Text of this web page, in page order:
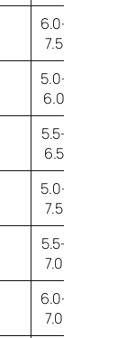
6.0-
7.5
5.0-
6.0
5.5-
6.5
5.0-
7.5
5.5-
7.0
6.0-
7.0